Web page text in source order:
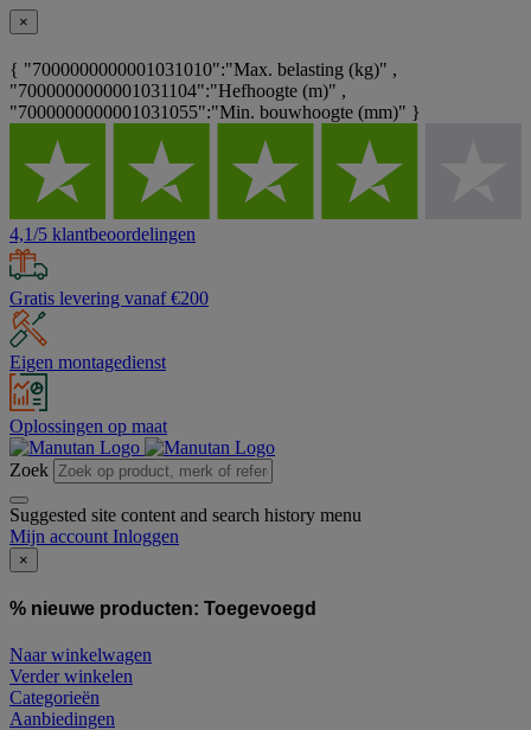
×
{ "7000000000001031010":"Max. belasting (kg)" ,
"7000000000001031104":"Hefhoogte (m)" ,
"7000000000001031055":"Min. bouwhoogte (mm)" }
4,1/5 klantbeoordelingen
Gratis levering vanaf €200
Eigen montagedienst
Oplossingen op maat
Zoek
Suggested site content and search history menu
Mijn account Inloggen
×
% nieuwe producten: Toegevoegd
Naar winkelwagen
Verder winkelen
Categorieën
Aanbiedingen